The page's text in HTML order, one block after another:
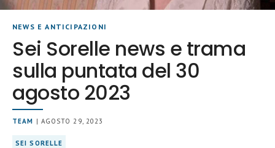
NEWS E ANTICIPAZIONI
Sei Sorelle news e trama
sulla puntata del 30
agosto 2023
TEAM | AGOSTO 29, 2023
SEI SORELLE